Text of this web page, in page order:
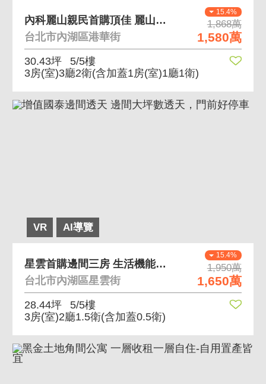
15.4%
1,868萬
1,580萬
內科麗山親民首購頂佳 麗山學區、鄰近內科、空間大
台北市內湖區港華街
30.43坪
5/5樓
3房(室)3廳2衛(含加蓋1房(室)1廳1衛)
VR AI導覽
15.4%
1,950萬
1,650萬
星雲首購邊間三房 生活機能佳 近文德捷運站
台北市內湖區星雲街
28.44坪
5/5樓
3房(室)2廳1.5衛(含加蓋0.5衛)